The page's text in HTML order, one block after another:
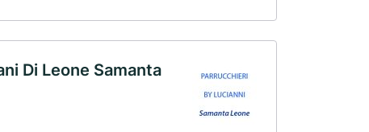
Di Leone Samanta